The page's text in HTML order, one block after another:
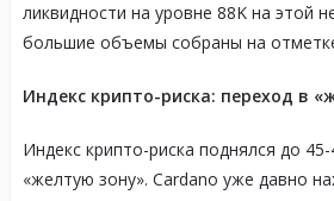
ликвидности на уровне 88K на этой
большие объемы собраны на
Индекс крипто-риска: переход в
Индекс крипто-риска поднялся до
«желтую зону». Cardano уже давно